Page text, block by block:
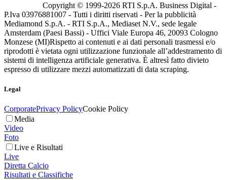
Copyright © 1999-2026 RTI S.p.A. Business Digital -
P.Iva 03976881007 - Tutti i diritti riservati - Per la pubblicità
Mediamond S.p.A. - RTI S.p.A., Mediaset N.V., sede legale
Amsterdam (Paesi Bassi) - Uffici Viale Europa 46, 20093 Cologno
Monzese (MI)Rispetto ai contenuti e ai dati personali trasmessi e/o
riprodotti è vietata ogni utilizzazione funzionale all’addestramento di
sistemi di intelligenza artificiale generativa. È altresì fatto divieto
espresso di utilizzare mezzi automatizzati di data scraping.
Legal
CorporatePrivacy PolicyCookie Policy
Media
Video
Foto
Live e Risultati
Live
Diretta Calcio
Risultati e Classifiche